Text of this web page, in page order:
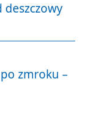
deszczowy
zmroku –